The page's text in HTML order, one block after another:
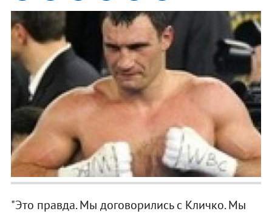
"Это правда. Мы договорились с Кличко. Мы